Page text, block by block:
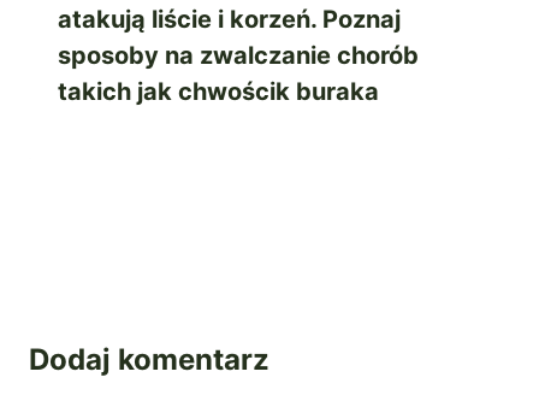
atakują liście i korzeń. Poznaj
sposoby na zwalczanie chorób
takich jak chwościk buraka
Dodaj komentarz